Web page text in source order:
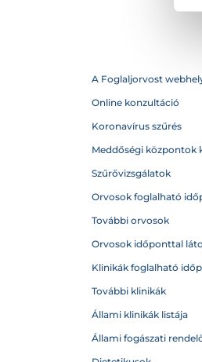
A Foglaljorvost
Online konzultáció
Koronavírus szűrés
Meddőségi központok
Szűrővizsgálatok
Orvosok foglalható
További orvosok
Orvosok időponttal
Klinikák foglalható
További klinikák
Állami klinikák listája
Állami fogászati